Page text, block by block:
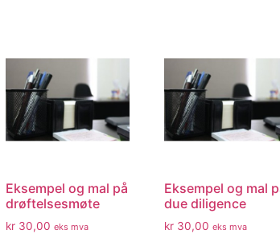
Eksempel og mal på
drøftelsesmøte
kr30,00 eks mva
Eksempel og mal
due diligence
kr30,00 eks mva